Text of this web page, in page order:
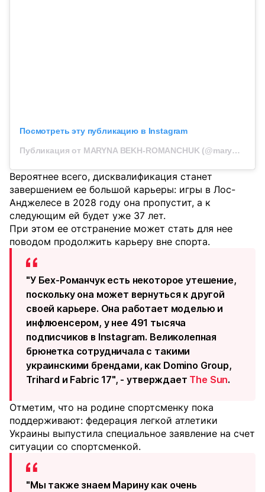
Посмотреть эту публикацию в Instagram
Публикация от MARYNA BEKH-ROMANCHUK (@marynabekh)
Вероятнее всего, дисквалификация станет
завершением ее большой карьеры: игры в Лос-
Анджелесе в 2028 году она пропустит, а к
следующим ей будет уже 37 лет.
При этом ее отстранение может стать для нее
поводом продолжить карьеру вне спорта.
"У Бех-Романчук есть некоторое утешение,
поскольку она может вернуться к другой
своей карьере. Она работает моделью и
инфлюенсером, у нее 491 тысяча
подписчиков в Instagram. Великолепная
брюнетка сотрудничала с такими
украинскими брендами, как Domino Group,
Trihard и Fabric 17", - утверждает The Sun.
Отметим, что на родине спортсменку пока
поддерживают: федерация легкой атлетики
Украины выпустила специальное заявление на счет
ситуации со спортсменкой.
"Мы также знаем Марину как очень